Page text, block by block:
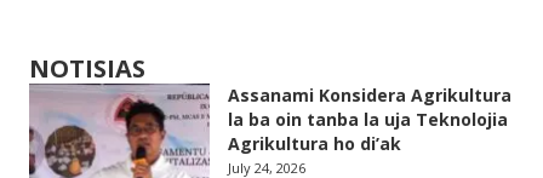
NOTISIAS
Assanami Konsidera Agrikultura
la ba oin tanba la uja Teknolojia
Agrikultura ho di’ak
July 24, 2026